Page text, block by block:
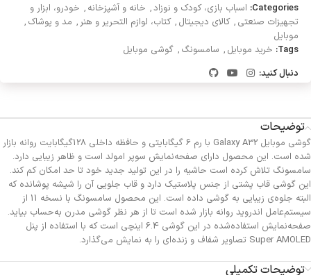
Categories: اسباب بازی، کودک و نوزاد, خانه و آشپزخانه , خودرو، ابزار و
تجهیزات صنعتی , کالای دیجیتال , کتاب، لوازم التحریر و هنر , مد و پوشاک ,
موبایل
Tags: خرید موبایل , سامسونگ , گوشی موبایل
دنبال کنید:
توضیحات
گوشی موبایل Galaxy A32 با رم 6 گیگابایتی و حافظه داخلی 128گیگابایت روانه بازار
شده است. این محصول دارای صفحه‌نمایش سوپر امولد است و ظاهر زیبایی دارد.
سامسونگ تلاش کرده است حاشیه را در این تولید جدید خود تا حد امکان کم کند.
این گوشی قاب پشتی از جنس پلاستیک دارد و قاب جلویی آن را شیشه پوشانده که
البته جلوه‌ی زیبایی به گوشی داده است. این محصول سامسونگ با نسخه 11 از
سیستم‌عامل اندروید روانه بازار شده است تا از هر نظر گوشی مدرن به‌حساب بیاید.
صفحه‌نمایش استفاده‌شده در این گوشی 6.4 اینچی است که با استفاده از پنل
Super AMOLED تصاویر شفاف و زنده‌ای را به نمایش می‌گذارد.
توضیحات تکمیلی